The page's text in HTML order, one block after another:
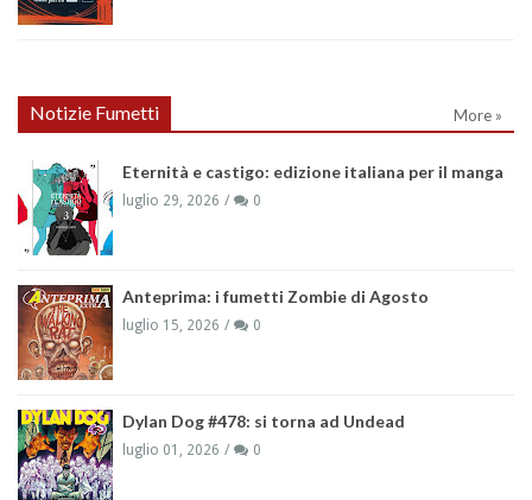
Notizie Fumetti More »
Eternità e castigo: edizione italiana per il manga
luglio 29, 2026 0
Anteprima: i fumetti Zombie di Agosto
luglio 15, 2026 0
Dylan Dog #478: si torna ad Undead
luglio 01, 2026 0